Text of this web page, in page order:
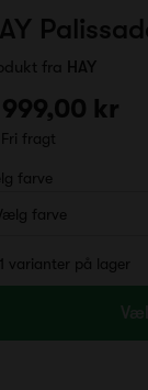
fra HAY
kr
Fri fragt
farve
1 varianter på lager